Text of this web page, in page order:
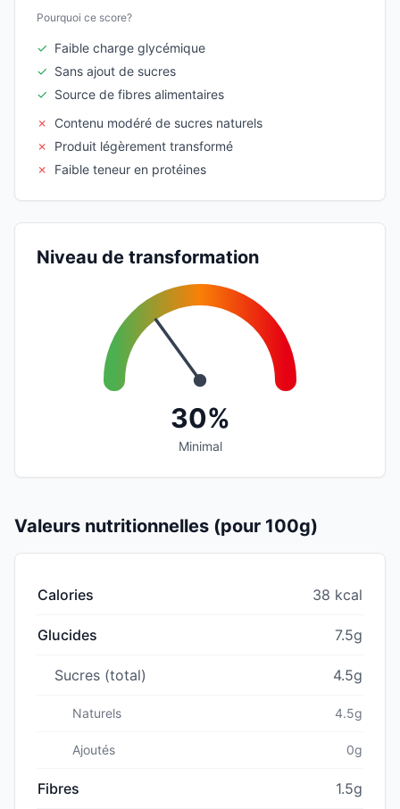
Pourquoi ce score?
✓ Faible charge glycémique
✓ Sans ajout de sucres
✓ Source de fibres alimentaires
✗
Contenu modéré de sucres naturels
✗
Produit légèrement transformé
✗
Faible teneur en protéines
Niveau de transformation
30%
Minimal
Valeurs nutritionnelles (pour 100g)
Calories 38 kcal
Glucides 7.5g
Sucres (total) 4.5g
Naturels 4.5g
Ajoutés 0g
Fibres 1.5g